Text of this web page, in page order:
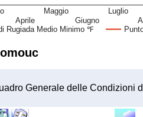
Rugiada Medio Minimo ℉
Aprile
Maggio
Giugno
Luglio
Generale delle Condizioni